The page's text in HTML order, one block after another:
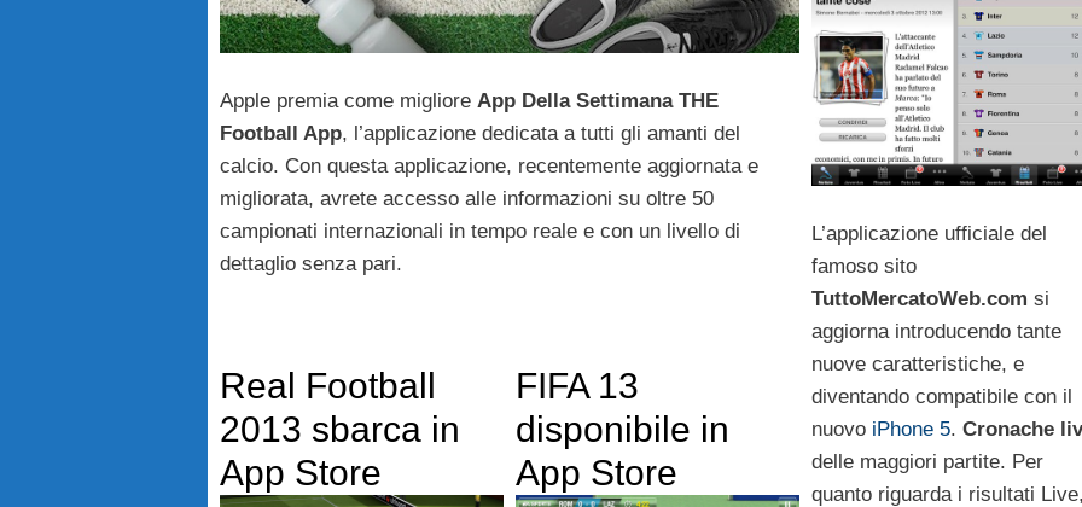
Apple premia come migliore App Della Settimana THE
Football App, l’applicazione dedicata a tutti gli amanti del
calcio. Con questa applicazione, recentemente aggiornata e
migliorata, avrete accesso alle informazioni su oltre 50
campionati internazionali in tempo reale e con un livello di
dettaglio senza pari.
L’applicazione ufficiale del
famoso sito
TuttoMercatoWeb.com si
aggiorna introducendo tante
nuove caratteristiche, e
diventando compatibile con il
nuovo iPhone 5. Cronache
delle maggiori partite. Per
quanto riguarda i risultati
Real Football
2013 sbarca in
App Store
FIFA 13
disponibile in
App Store